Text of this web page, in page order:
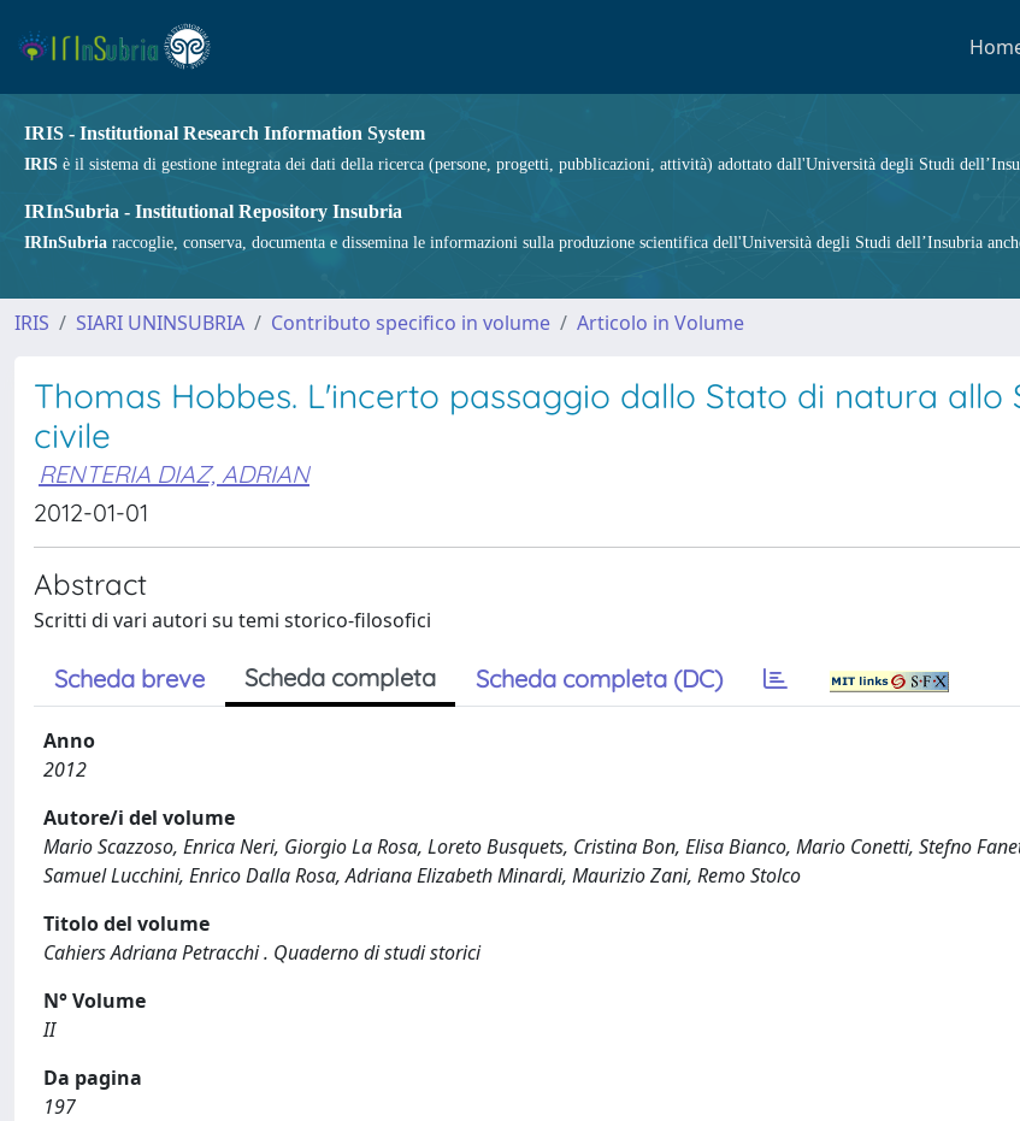
IRIS - Institutional Research Information System
IRIS è il sistema di gestione integrata dei dati della ricerca (persone, progetti, pubblicazioni, attività) adottato dall'Università degli Studi
IRInSubria - Institutional Repository Insubria
IRInSubria raccoglie, conserva, documenta e dissemina le informazioni sulla produzione scientifica dell'Università degli Studi dell’Insubria
IRIS SIARI UNINSUBRIA Contributo specifico in volume Articolo in Volume
Thomas Hobbes. L'incerto passaggio dallo Stato di natura allo
civile
RENTERIA DIAZ, ADRIAN
2012-01-01
Abstract
Scritti di vari autori su temi storico-filosofici
Scheda breve Scheda completa Scheda completa (DC)
Anno
2012
Autore/i del volume
Mario Scazzoso, Enrica Neri, Giorgio La Rosa, Loreto Busquets, Cristina Bon, Elisa Bianco, Mario Conetti, Stefno
Samuel Lucchini, Enrico Dalla Rosa, Adriana Elizabeth Minardi, Maurizio Zani, Remo Stolco
Titolo del volume
Cahiers Adriana Petracchi . Quaderno di studi storici
N° Volume
II
Da pagina
197